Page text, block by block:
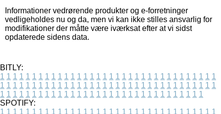
Informationer vedrørende produkter og e-forretninger
vedligeholdes nu og da, men vi kan ikke stilles ansvarlig for
modifikationer der måtte være iværksat efter at vi sidst
opdaterede sidens data.
BITLY:
1 1 1 1 1 1 1 1 1 1 1 1 1 1 1 1 1 1 1 1 1 1 1 1 1 1 1 1 1 1 1 1 1 1
1 1 1 1 1 1 1 1 1 1 1 1 1 1 1 1 1 1 1 1 1 1 1 1 1 1 1 1 1 1 1 1 1 1
1 1 1 1 1 1 1 1 1 1 1 1 1 1 1 1 1 1 1 1 1 1 1 1 1 1 1 1 1 1 1 1
SPOTIFY:
1 1 1 1 1 1 1 1 1 1 1 1 1 1 1 1 1 1 1 1 1 1 1 1 1 1 1 1 1 1 1 1 1 1